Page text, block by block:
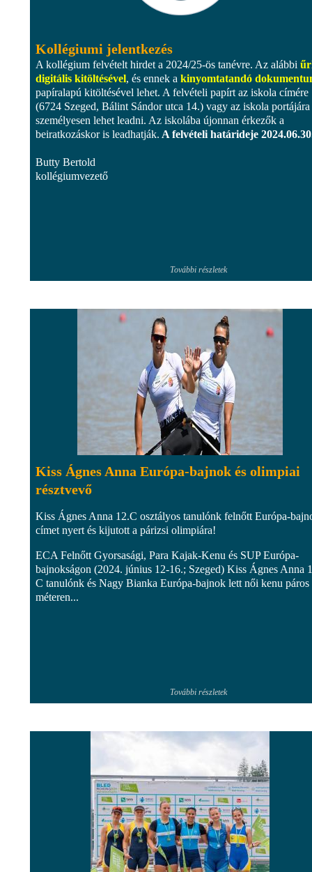
Kollégiumi jelentkezés
A kollégium felvételt hirdet a 2024/25-ös tanévre. Az alábbi
digitális kitöltésével, és ennek a kinyomtatandó
papíralapú kitöltésével lehet. A felvételi papírt az iskola címére
(6724 Szeged, Bálint Sándor utca 14.) vagy az iskola portájára
személyesen lehet leadni. Az iskolába újonnan érkezők a
beiratkozáskor is leadhatják. A felvételi határideje
Butty Bertold
kollégiumvezető
További részletek
Kiss Ágnes Anna Európa-bajnok és olimpiai
résztvevő
Kiss Ágnes Anna 12.C osztályos tanulónk felnőtt Európa-
címet nyert és kijutott a párizsi olimpiára!
ECA Felnőtt Gyorsasági, Para Kajak-Kenu és SUP Európa-
bajnokságon (2024. június 12-16.; Szeged) Kiss Ágnes Anna
C tanulónk és Nagy Bianka Európa-bajnok lett női kenu páros
méteren...
További részletek